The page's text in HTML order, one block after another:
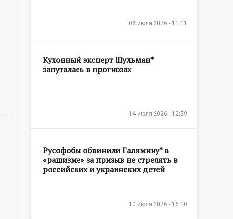
08 июля 2026 - 11:11
Кухонный эксперт Шульман*
запуталась в прогнозах
14 июля 2026 - 12:59
Русофобы обвинили Галямину* в
«рашизме» за призыв не стрелять в
российских и украинских детей
10 июля 2026 - 16:10